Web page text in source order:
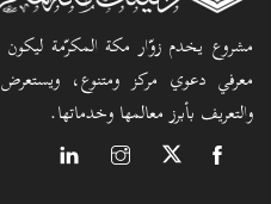
مشروع يخدم زوّار مكة المكرّمة
معرفي دعوي مركز ومتنوع، ويستعرض
والتعريف بأبرز معالمها وخدماتها.